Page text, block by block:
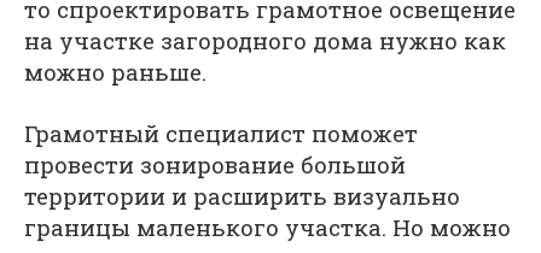
то спроектировать грамотное освещение
на участке загородного дома нужно как
можно раньше.
Грамотный специалист поможет
провести зонирование большой
территории и расширить визуально
границы маленького участка. Но можно